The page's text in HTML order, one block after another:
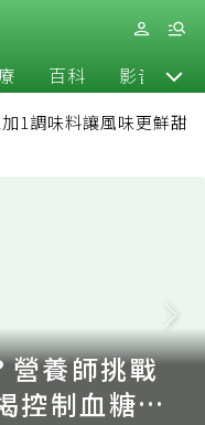
百科 影音
1調味料讓風味更鮮甜
營養師挑戰
控制血糖